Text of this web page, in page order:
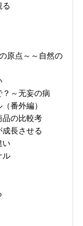
る
原点～～自然の
？～无妄の病
番外編）
品の比較考
長させる
い
ル